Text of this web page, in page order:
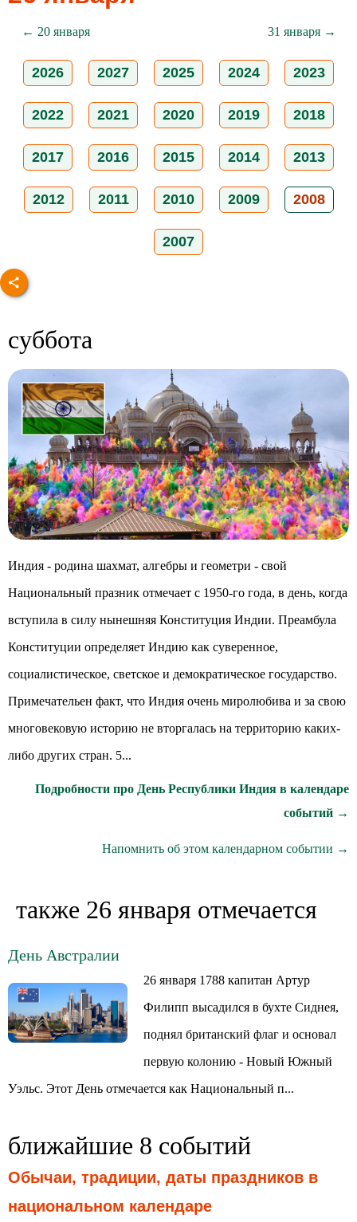
← 20 января 31 января →
2026 2027 2025 2024 2023
2022 2021 2020 2019 2018
2017 2016 2015 2014 2013
2012 2011 2010 2009 2008
2007
суббота
Индия - родина шахмат, алгебры и геометри - свой
Национальный празник отмечает с 1950-го года, в день, когда
вступила в силу нынешняя Конституция Индии. Преамбула
Конституции определяет Индию как суверенное,
социалистическое, светское и демократическое государство.
Примечательен факт, что Индия очень миролюбива и за свою
многовековую историю не вторгалась на территорию каких-
либо других стран. 5...
Подробности про День Республики Индия в календаре
событий →
Напомнить об этом календарном событии →
также 26 января отмечается
День Австралии
26 января 1788 капитан Артур
Филипп высадился в бухте Сиднея,
поднял британский флаг и основал
первую колонию - Новый Южный
Уэльс. Этот День отмечается как Национальный п...
ближайшие 8 событий
Обычаи, традиции, даты праздников в
национальном календаре